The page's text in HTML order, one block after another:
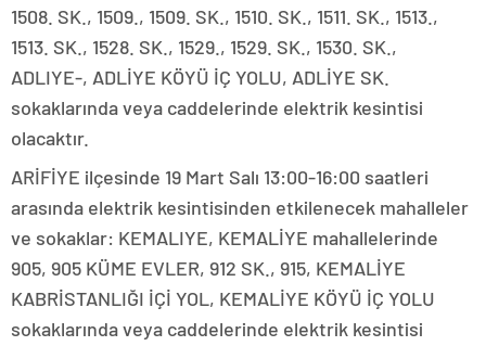
1508. SK., 1509., 1509. SK., 1510. SK., 1511. SK., 1513.,
1513. SK., 1528. SK., 1529., 1529. SK., 1530. SK.,
ADLIYE-, ADLİYE KÖYÜ İÇ YOLU, ADLİYE SK.
sokaklarında veya caddelerinde elektrik kesintisi
olacaktır.
ARİFİYE ilçesinde 19 Mart Salı 13:00-16:00 saatleri
arasında elektrik kesintisinden etkilenecek mahalleler
ve sokaklar: KEMALIYE, KEMALİYE mahallelerinde
905, 905 KÜME EVLER, 912 SK., 915, KEMALİYE
KABRİSTANLIĞI İÇİ YOL, KEMALİYE KÖYÜ İÇ YOLU
sokaklarında veya caddelerinde elektrik kesintisi